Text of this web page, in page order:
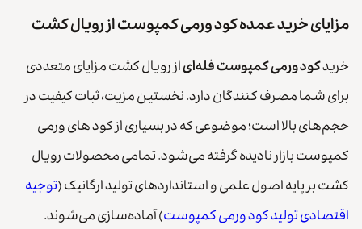
مزایای خرید عمده کود ورمی کمپوست از رویال کشت
خریدکود ورمی کمپوست فله‌ایاز رویال کشت مزایای متعددی
برای شما مصرف کنندگان دارد. نخستین مزیت، ثبات کیفیت در
حجم‌های بالا است؛ موضوعی که در بسیاری از کود های ورمی
کمپوست بازار نادیده گرفته می‌شود. تمامی محصولات رویال
کشت بر پایه اصول علمی و استانداردهای تولید ارگانیک (توجیه
اقتصادی تولید کود ورمی کمپوست) آماده‌سازی می‌شوند.